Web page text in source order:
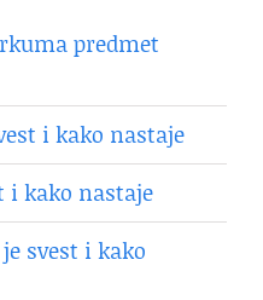
predmet
i kako nastaje
i kako nastaje
je svest i kako